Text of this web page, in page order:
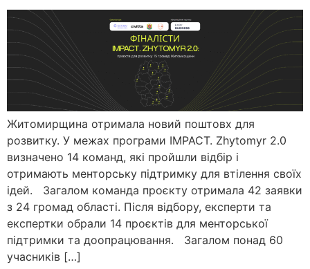
Житомирщина отримала новий поштовх для
розвитку. У межах програми IMPACT. Zhytomyr 2.0
визначено 14 команд, які пройшли відбір і
отримають менторську підтримку для втілення своїх
ідей. Загалом команда проєкту отримала 42 заявки
з 24 громад області. Після відбору, експерти та
експертки обрали 14 проєктів для менторської
підтримки та доопрацювання. Загалом понад 60
учасників […]